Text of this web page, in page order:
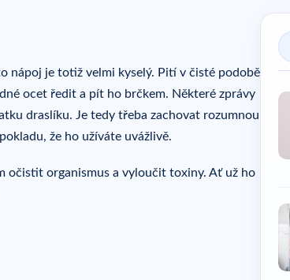
nápoj je totiž velmi kyselý. Pití v čisté podobě
ocet ředit a pít ho brčkem. Některé zprávy
draslíku. Je tedy třeba zachovat rozumnou
že ho užíváte uvážlivě.
očistit organismus a vyloučit toxiny. Ať už ho